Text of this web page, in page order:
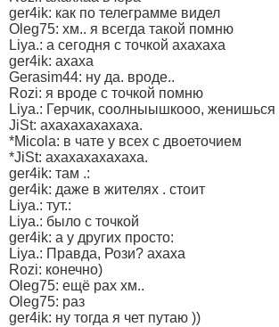
ger4ik: как по телеграмме видел
Oleg75: хм.. я всегда такой помню
Liya.: а сегодня с точкой ахахаха
ger4ik: ахаха
Gerasim44: ну да. вроде..
Rozi: я вроде с точкой помню
Liya.: Герчик, соолныышкооо,
JiSt: ахахахахахаха.
*Micola: в чате у всех с двоеточием
*JiSt: ахахахахахаха.
ger4ik: там .:
ger4ik: даже в жителях . стоит
Liya.: тут.:
Liya.: было с точкой
ger4ik: а у других просто:
Liya.: Правда, Рози? ахаха
Rozi: конечно)
Oleg75: ещё рах хм..
Oleg75: раз
ger4ik: ну тогда я чет путаю ))